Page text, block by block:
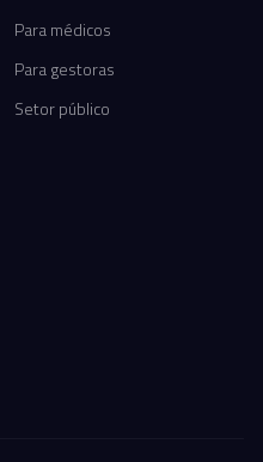
Para médicos
Para gestoras
Setor público